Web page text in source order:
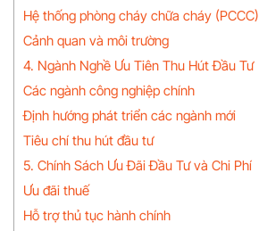
Hệ thống phòng cháy chữa cháy (PCCC)
Cảnh quan và môi trường
4. Ngành Nghề Ưu Tiên Thu Hút Đầu Tư
Các ngành công nghiệp chính
Định hướng phát triển các ngành mới
Tiêu chí thu hút đầu tư
5. Chính Sách Ưu Đãi Đầu Tư và Chi Phí
Ưu đãi thuế
Hỗ trợ thủ tục hành chính